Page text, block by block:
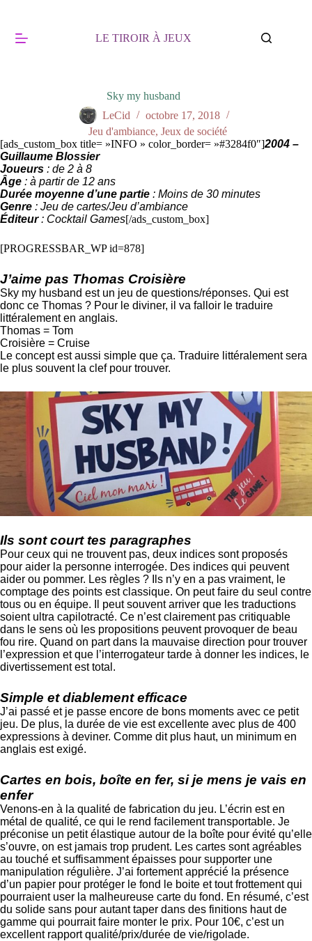
LE TIROIR À JEUX
Sky my husband
LeCid
octobre 17, 2018
Jeu d'ambiance, Jeux de société
[ads_custom_box title= »INFO » color_border= »#3284f0″]2004 –
Guillaume Blossier
Joueurs : de 2 à 8
Âge : à partir de 12 ans
Durée moyenne d’une partie : Moins de 30 minutes
Genre : Jeu de cartes/Jeu d’ambiance
Éditeur: Cocktail Games[/ads_custom_box]
[PROGRESSBAR_WP id=878]
J’aime pas Thomas Croisière
Sky my husband est un jeu de questions/réponses. Qui est
donc ce Thomas ? Pour le diviner, il va falloir le traduire
littéralement en anglais.
Thomas = Tom
Croisière = Cruise
Le concept est aussi simple que ça. Traduire littéralement sera
le plus souvent la clef pour trouver.
Ils sont court tes paragraphes
Pour ceux qui ne trouvent pas, deux indices sont proposés
pour aider la personne interrogée. Des indices qui peuvent
aider ou pommer. Les règles ? Ils n’y en a pas vraiment, le
comptage des points est classique. On peut faire du seul contre
tous ou en équipe. Il peut souvent arriver que les traductions
soient ultra capilotracté. Ce n’est clairement pas critiquable
dans le sens où les propositions peuvent provoquer de beau
fou rire. Quand on part dans la mauvaise direction pour trouver
l’expression et que l’interrogateur tarde à donner les indices, le
divertissement est total.
Simple et diablement efficace
J’ai passé et je passe encore de bons moments avec ce petit
jeu. De plus, la durée de vie est excellente avec plus de 400
expressions à deviner. Comme dit plus haut, un minimum en
anglais est exigé.
Cartes en bois, boîte en fer, si je mens je vais en
enfer
Venons-en à la qualité de fabrication du jeu. L’écrin est en
métal de qualité, ce qui le rend facilement transportable. Je
préconise un petit élastique autour de la boîte pour évité qu’elle
s’ouvre, on est jamais trop prudent. Les cartes sont agréables
au touché et suffisamment épaisses pour supporter une
manipulation régulière. J’ai fortement apprécié la présence
d’un papier pour protéger le fond le boite et tout frottement qui
pourraient user la malheureuse carte du fond. En résumé, c’est
du solide sans pour autant taper dans des finitions haut de
gamme qui pourrait faire monter le prix. Pour 10€, c’est un
excellent rapport qualité/prix/durée de vie/rigolade.